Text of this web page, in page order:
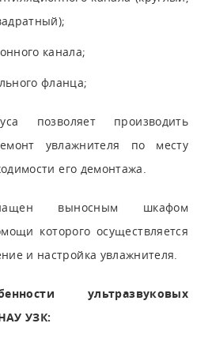
канала;
фланца;
позволяет производить
увлажнителя по месту
его демонтажа.
выносным шкафом
которого осуществляется
и настройка увлажнителя.
ультразвуковых
УЗК: